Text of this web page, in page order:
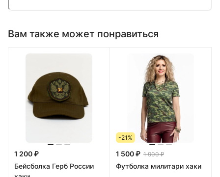
Вам также может понравиться
1 200 ₽
Бейсболка Герб России
-21%
1 500 ₽ 1 900 ₽
Футболка милитари хаки